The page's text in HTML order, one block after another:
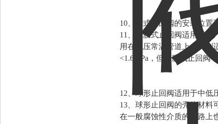
10、蝶式止回阀的安装位置
11、隔膜式止回阀适用于易
用在低压常温管道上，特别
<1.6MPa，但隔膜式止回阀
12、球形止回阀适用于中低
13、球形止回阀的壳体材料
在一般腐蚀性介质的管路上